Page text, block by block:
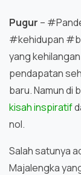
Pugur –
#kehidupan
yang
pendapatan
baru. Namun di
kisah inspiratif
nol.
Salah satunya
Majalengka